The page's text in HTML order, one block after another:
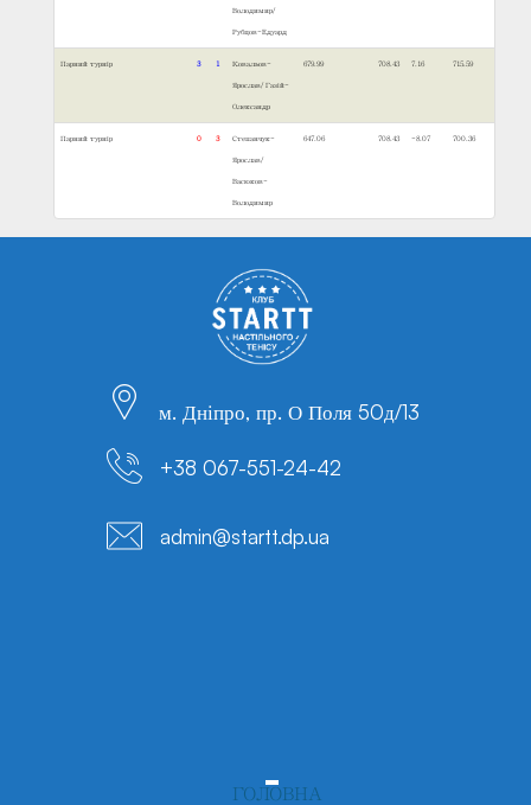
Володимир/
Рубцов-Едуард
Парний турнір 3 Ковальов-
Ярослав/Газій-
Олександр
679.99 708.43 7.16 715.59
Парний турнір 0 3 Степанчук-
Ярослав/
Васюков-
Володимир
647.06 708.43 -8.07 700.36
м. Дніпро, пр. О Поля 50д/13
+38 067-551-24-42
admin@startt.dp.ua
ГОЛОВНА